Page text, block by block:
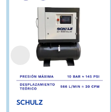
SCHULZ